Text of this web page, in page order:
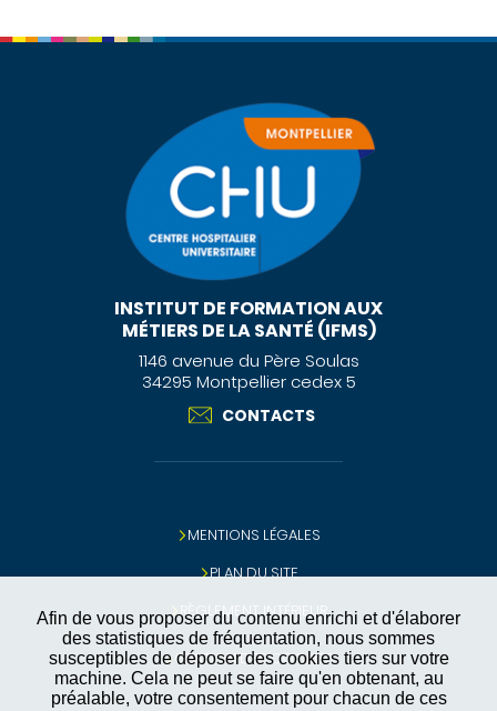
Afin de vous proposer du contenu enrichi et d'élaborer
des statistiques de fréquentation, nous sommes
susceptibles de déposer des cookies tiers sur votre
machine. Cela ne peut se faire qu'en obtenant, au
préalable, votre consentement pour chacun de ces
INSTITUT DE FORMATION AUX
MÉTIERS DE LA SANTÉ (IFMS)
1146 avenue du Père Soulas
34295 Montpellier cedex 5
CONTACTS
MENTIONS LÉGALES
PLAN DU SITE
RÈGLEMENT INTÉRIEUR
GESTION DES COOKIES